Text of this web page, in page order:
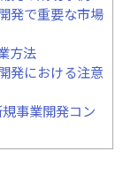
発で重要な市場
方法
発における注意
事業開発コン